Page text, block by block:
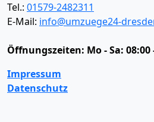
Tel.: 01579-2482311
E-Mail: info@umzuege24-
Öffnungszeiten: Mo - Sa:
Impressum
Datenschutz